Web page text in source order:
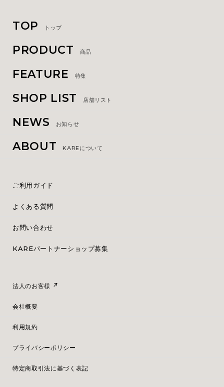
TOP トップ
PRODUCT 商品
FEATURE 特集
SHOP LIST 店舗リスト
NEWS お知らせ
ABOUT KAREについて
ご利用ガイド
よくある質問
お問い合わせ
KAREパートナーショップ募集
法人のお客様
会社概要
利用規約
プライバシーポリシー
特定商取引法に基づく表記